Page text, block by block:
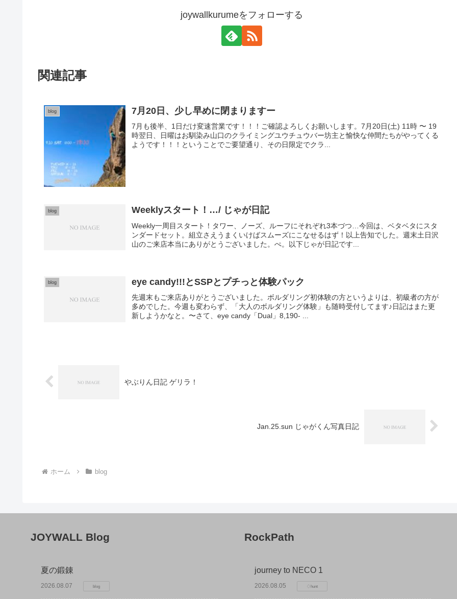
joywallkurumeをフォローする
関連記事
blog 7月20日、少し早めに閉まりますー
7月も後半、1日だけ変速営業です！！！ご確認よろしくお願いします。7月20日(土) 11時 〜 19
時翌日、日曜はお馴染み山口のクライミングユウチュウバー坊主と愉快な仲間たちがやってくる
ようです！！！ということでご要望通り、その日限定でクラ...
blog Weeklyスタート！…/ じゃが日記
Weekly一周目スタート！タワー、ノーズ、ルーフにそれぞれ3本づつ…今回は、ベタベタにスタ
ンダードセット。組立さえうまくいけばスムーズにこなせるはず！以上告知でした。週末土日沢
山のご来店本当にありがとうございました。ぺ。以下じゃが日記です...
blog eye candy!!!とSSPとプチっと体験パック
先週末もご来店ありがとうございました。ボルダリング初体験の方というよりは、初級者の方が
多めでした。今週も変わらず、「大人のボルダリング体験」も随時受付してます♪日記はまた更
新しようかなと。〜さて、eye candy「Dual」8,190- ...
やぶりん日記 ゲリラ！
Jan.25.sun じゃがくん写真日記
ホーム blog
JOYWALL Blog
夏の鍛錬
2026.08.07 blog
RockPath
journey to NECO 1
2026.08.05 ♢hunt